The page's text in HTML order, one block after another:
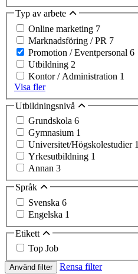
Typ av arbete
Online marketing 7
Marknadsföring / PR 7
Promotion / Eventpersonal 6
Utbildning 2
Kontor / Administration 1
Visa fler
Utbildningsnivå
Grundskola 6
Gymnasium 1
Universitet/Högskolestudier 1
Yrkesutbildning 1
Annan 3
Språk
Svenska 6
Engelska 1
Etikett
Top Job
Använd filter
Rensa filter